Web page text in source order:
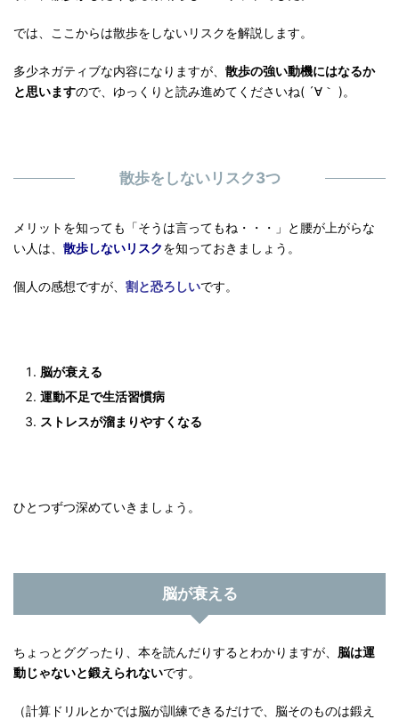
では、ここからは散歩をしないリスクを解説します。
多少ネガティブな内容になりますが、 散歩の強い動機にはなるか
と思いますので、ゆっくりと読み進めてくださいね( ´∀｀ )。
散歩をしないリスク3つ
メリットを知っても「そうは言ってもね・・・」と腰が上がらな
い人は、 散歩しないリスクを知っておきましょう。
個人の感想ですが、 割と恐ろしいです。
脳が衰える
運動不足で生活習慣病
ストレスが溜まりやすくなる
ひとつずつ深めていきましょう。
脳が衰える
ちょっとググったり、本を読んだりするとわかりますが、 脳は運
動じゃないと鍛えられないです。
（計算ドリルとかでは脳が訓練できるだけで、脳そのものは鍛え